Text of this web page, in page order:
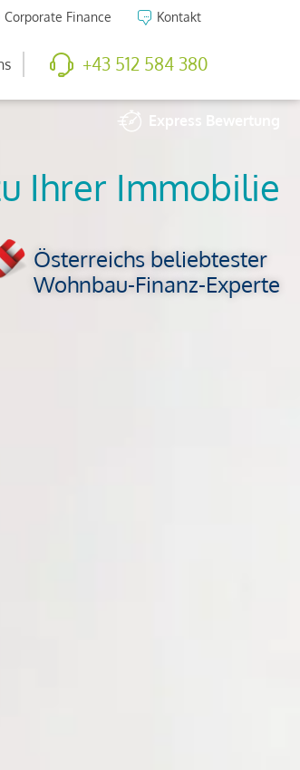
Corporate Finance Kontakt
+43 512 584 380
Express
So viel ist Ihre
Österreichs beliebtester